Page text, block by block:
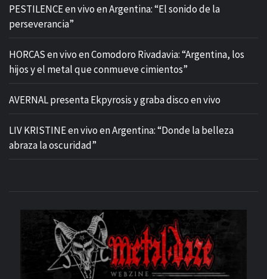
PESTILENCE en vivo en Argentina: “El sonido de la
perseverancia”
HORCAS en vivo en Comodoro Rivadavia: “Argentina, los
hijos y el metal que conmueve cimientos”
AVERNAL presenta Ekpyrosis y graba disco en vivo
LIV KRISTINE en vivo en Argentina: “Donde la belleza
abraza la oscuridad”